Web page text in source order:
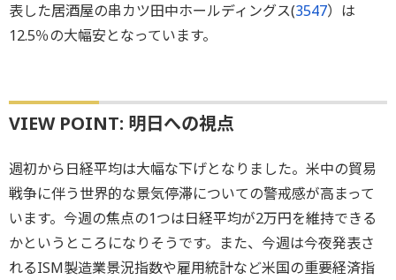
表した居酒屋の串カツ田中ホールディングス(3547）は
12.5％の大幅安となっています。
VIEW POINT: 明日への視点
週初から日経平均は大幅な下げとなりました。米中の貿易
戦争に伴う世界的な景気停滞についての警戒感が高まって
います。今週の焦点の1つは日経平均が2万円を維持できる
かというところになりそうです。また、今週は今夜発表さ
れるISM製造業景況指数や雇用統計など米国の重要経済指